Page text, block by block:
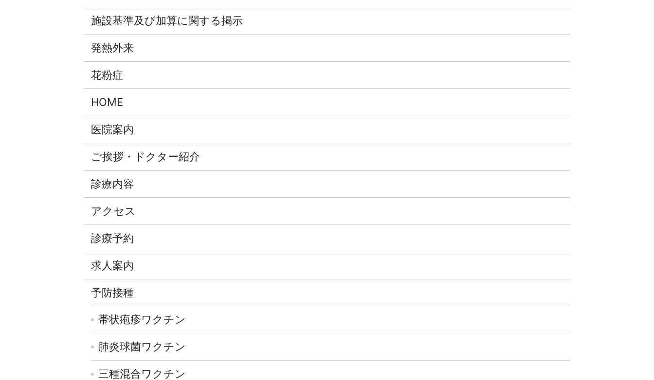
施設基準及び加算に関する掲示
発熱外来
花粉症
HOME
医院案内
ご挨拶・ドクター紹介
診療内容
アクセス
診療予約
求人案内
予防接種
帯状疱疹ワクチン
肺炎球菌ワクチン
三種混合ワクチン